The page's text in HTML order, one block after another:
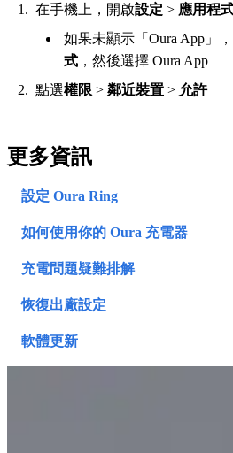
在手機上，開啟設定 > 應用程
如果未顯示「Oura App」
式 ，然後選擇 Oura App
點選權限 > 鄰近裝置 > 允許
更多資訊
設定 Oura Ring
如何使用你的 Oura 充電器
充電問題疑難排解
恢復出廠設定
軟體更新